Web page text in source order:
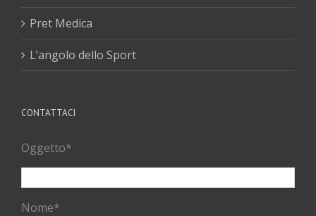
Pret Medica
L’angolo dello Sport
CONTATTACI
Oggetto*
Nome*